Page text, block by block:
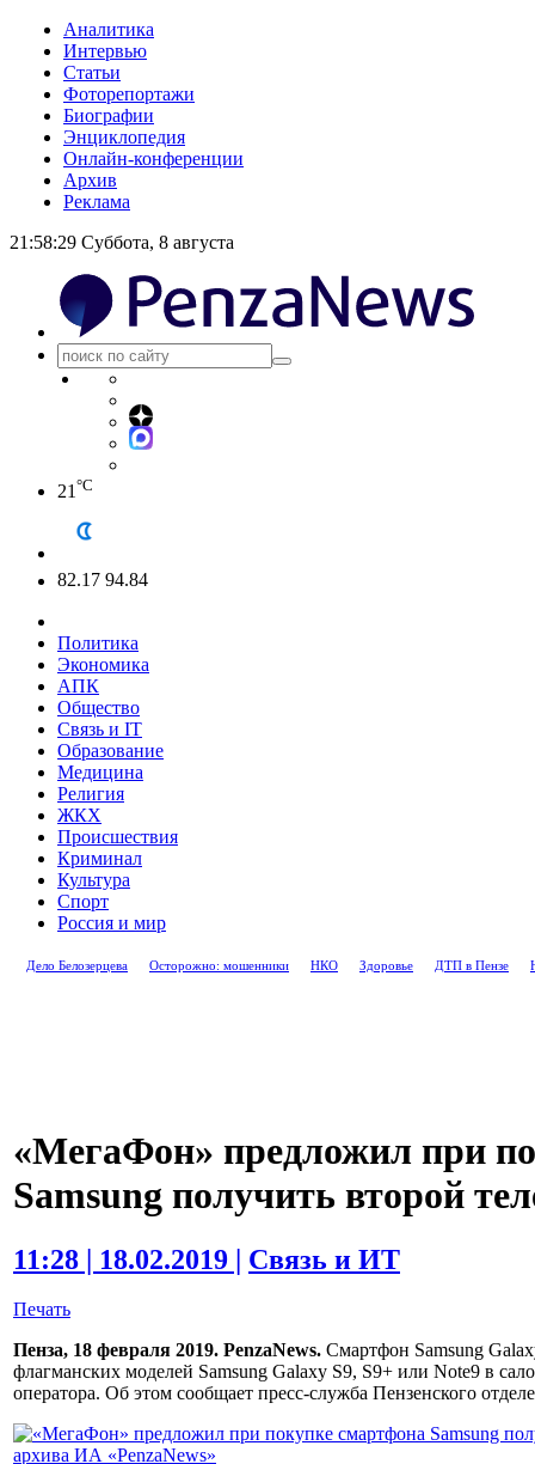
Аналитика
Интервью
Статьи
Фоторепортажи
Биографии
Энциклопедия
Онлайн-конференции
Архив
Реклама
21:58:29 Суббота, 8 августа
21 °C
82.17 94.84
Политика
Экономика
АПК
Общество
Связь и IT
Образование
Медицина
Религия
ЖКХ
Происшествия
Криминал
Культура
Спорт
Россия и мир
Дело Белозерцева Осторожно: мошенники НКО Здоровье ДТП в Пензе
«МегаФон» предложил при
Samsung получить второй
11:28 | 18.02.2019 | Связь и ИТ
Печать
Пенза, 18 февраля 2019. PenzaNews. Смартфон Samsung
флагманских моделей Samsung Galaxy S9, S9+ или Note9 в
оператора. Об этом сообщает пресс-служба Пензенского